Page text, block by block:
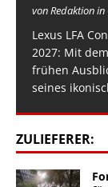
von Redaktion
Lexus LFA
2027: Mit
frühen
seines
ZULIEFERER: